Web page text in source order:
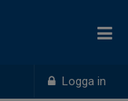
Logga in